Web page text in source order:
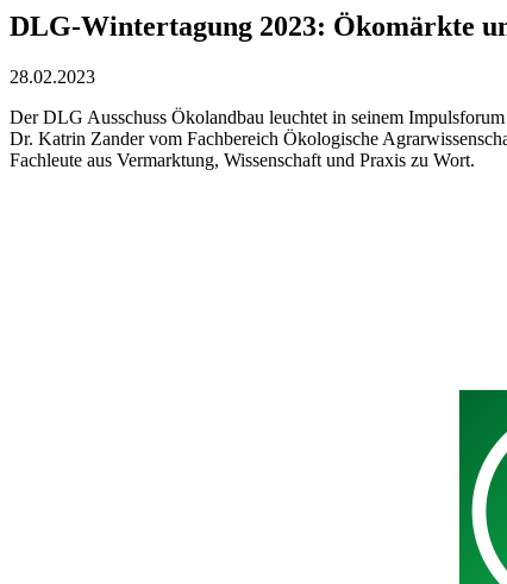
DLG-Wintertagung 2023: Ökomärkte
28.02.2023
Der DLG Ausschuss Ökolandbau leuchtet in seinem
Dr. Katrin Zander vom Fachbereich Ökologische
Fachleute aus Vermarktung, Wissenschaft und Praxis zu Wort.